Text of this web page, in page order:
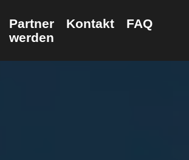
Partner
werden
Kontakt FAQ